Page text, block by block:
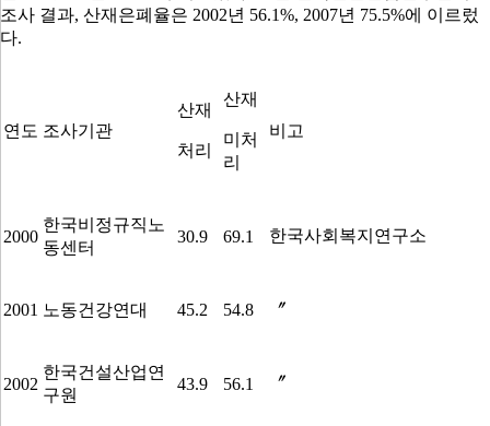
조사 결과, 산재은폐율은 2002년 56.1%, 2007년 75.5%에 이르렀
다.
연도 조사기관
산재
처리
산재
미처
리
비고
2000
한국비정규직노
동센터
30.9 69.1 한국사회복지연구소
2001 노동건강연대 45.2 54.8 〞
2002
한국건설산업연
구원
43.9 56.1 〞